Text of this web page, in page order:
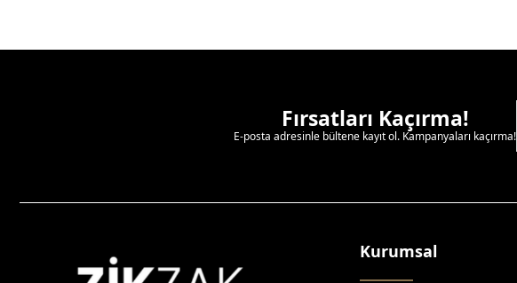
Fırsatları Kaçırma!
E-posta adresinle bültene kayıt ol. Kampanyaları kaçırma!
Kurumsal